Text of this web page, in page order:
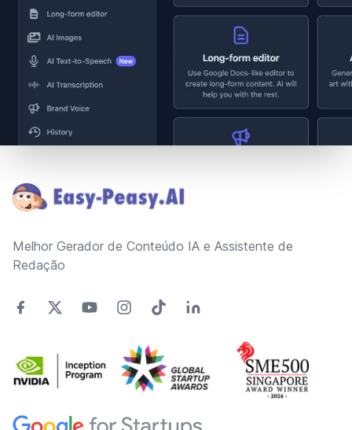
Melhor Gerador de Conteúdo IA e Assistente de
Redação